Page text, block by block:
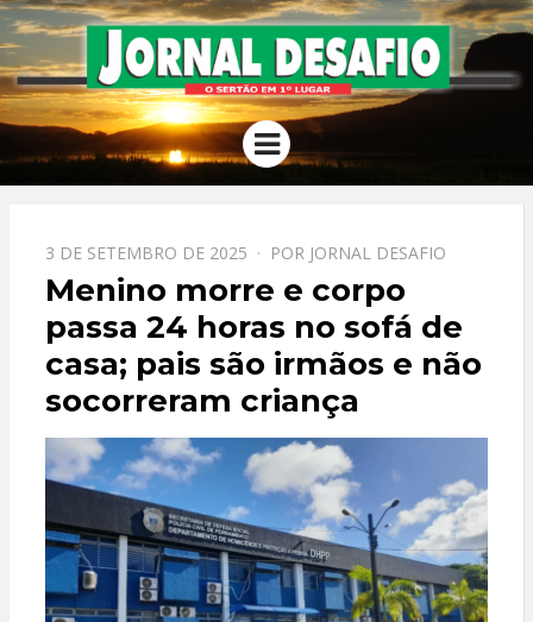
JORNAL
DESAFIO
O Sertão em 1º Lugar
Menu
PPOSTADO
EM
3 DE SETEMBRO DE 2025 POR JORNAL DESAFIO
Menino morre e corpo
passa 24 horas no sofá de
casa; pais são irmãos e não
socorreram criança